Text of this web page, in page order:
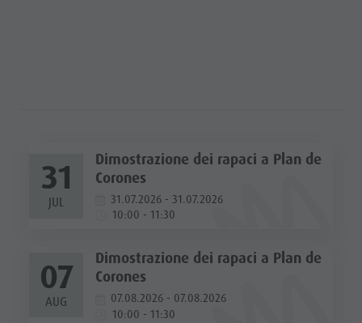
31
JUL
Dimostrazione dei rapaci a Plan de
Corones
31.07.2026 - 31.07.2026
10:00 - 11:30
07
AUG
Dimostrazione dei rapaci a Plan de
Corones
07.08.2026 - 07.08.2026
10:00 - 11:30